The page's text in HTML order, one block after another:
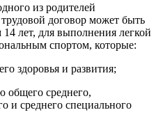
из родителей
договор может быть
лет, для выполнения легкой
спортом, которые:
здоровья и развития;
общего среднего,
и среднего специального